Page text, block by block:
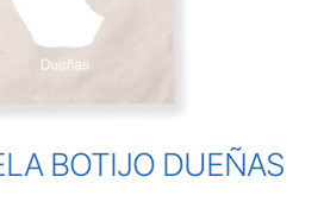
BOTIJO DUEÑAS